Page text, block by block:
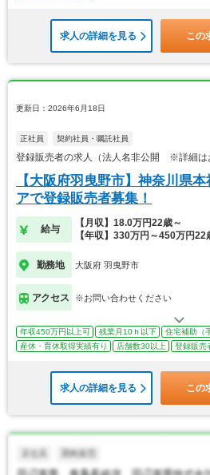
求人の詳細を見る この
更新日：2026年6月18日
正社員 契約社員・嘱託社員
登録販売者の求人（法人名非公開 ※詳細は
【大阪府羽曳野市】神奈川県
アで登録販売者募集！
給与
【月収】18.0万円22歳～
【年収】330万円～450万円22
勤務地 大阪府 羽曳野市
アクセス ※お問い合わせください
年収450万円以上可 残業月10ｈ以下
住宅補助（
産休・育休取得実績有り
店舗数30以上 登録販売
求人の詳細を見る この